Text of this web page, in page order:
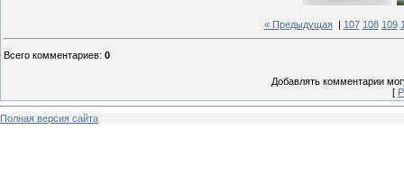
« Предыдущая| 107 108 109
Всего комментариев: 0
Добавлять комментарии
[
Полная версия сайта